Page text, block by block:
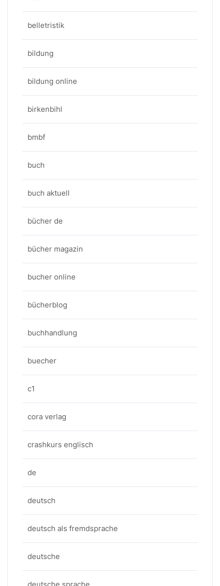
belletristik
bildung
bildung online
birkenbihl
bmbf
buch
buch aktuell
bücher de
bücher magazin
bucher online
bücherblog
buchhandlung
buecher
c1
cora verlag
crashkurs englisch
de
deutsch
deutsch als fremdsprache
deutsche